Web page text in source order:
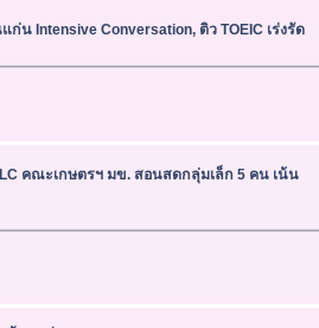
น Intensive Conversation, ติว TOEIC เร่งรัด
คณะเกษตรฯ มข. สอนสดกลุ่มเล็ก 5 คน เน้น